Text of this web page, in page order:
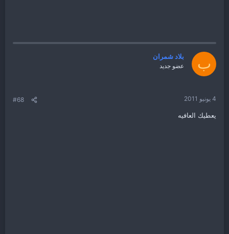
ب بلاد شمران
عضو جديد
4 يونيو 2011 #68
يعطيك العافيه